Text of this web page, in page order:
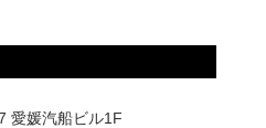
愛媛汽船ビル1F